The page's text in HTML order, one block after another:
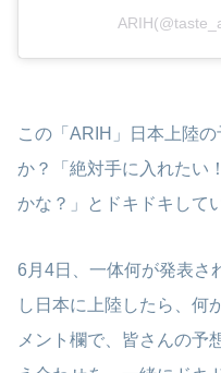
この「ARIH」日本上陸
か？「絶対手に入れたい
かな？」とドキドキして
6月4日、一体何が発表さ
し日本に上陸したら、何
メント欄で、皆さんの予